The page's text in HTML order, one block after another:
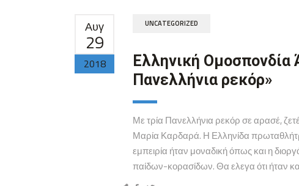
Αυγ
29
2018
UNCATEGORIZED
Ελληνική Ομοσπονδία
Πανελλήνια ρεκόρ»
Με τρία Πανελλήνια ρεκόρ σε αρασέ,
Μαρία Καρδαρά. Η Ελληνίδα
εμπειρία ήταν μοναδική όπως και η
παίδων-κορασίδων. Θα ελεγα ότι ήταν